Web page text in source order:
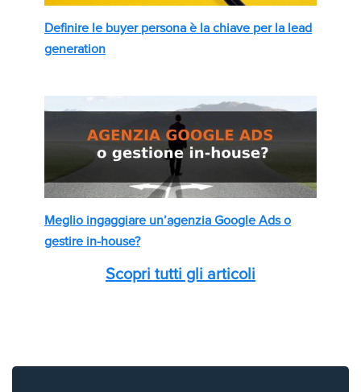
Definire le buyer persona è la chiave per la lead
generation
Meglio ingaggiare un’agenzia Google Ads o
gestire in-house?
Scopri tutti gli articoli